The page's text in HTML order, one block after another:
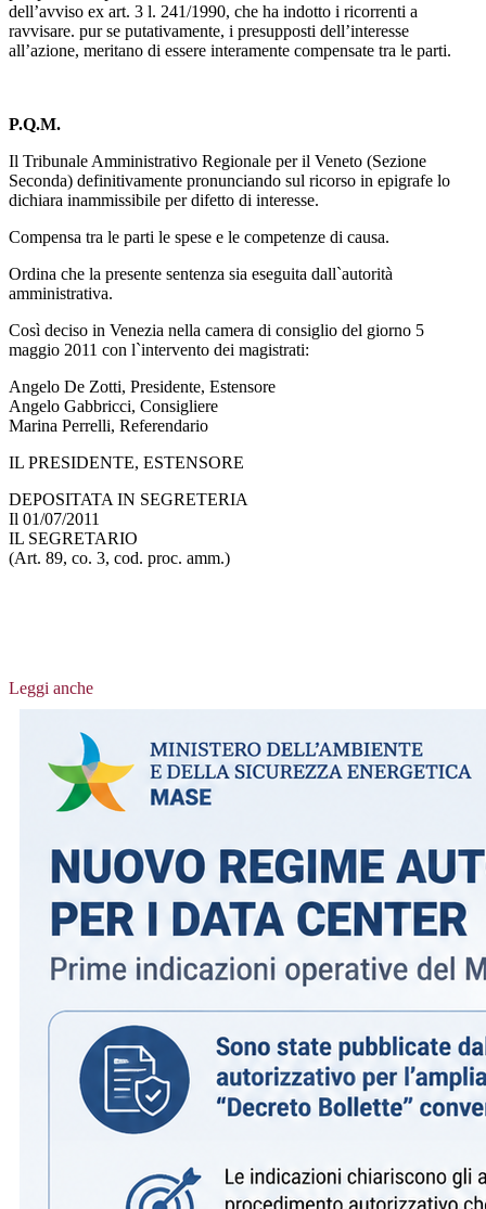
dell’avviso ex art. 3 l. 241/1990, che ha indotto i ricorrenti a
ravvisare. pur se putativamente, i presupposti dell’interesse
all’azione, meritano di essere interamente compensate tra le parti.
P.Q.M.
Il Tribunale Amministrativo Regionale per il Veneto (Sezione
Seconda) definitivamente pronunciando sul ricorso in epigrafe lo
dichiara inammissibile per difetto di interesse.
Compensa tra le parti le spese e le competenze di causa.
Ordina che la presente sentenza sia eseguita dall`autorità
amministrativa.
Così deciso in Venezia nella camera di consiglio del giorno 5
maggio 2011 con l`intervento dei magistrati:
Angelo De Zotti, Presidente, Estensore
Angelo Gabbricci, Consigliere
Marina Perrelli, Referendario
IL PRESIDENTE, ESTENSORE
DEPOSITATA IN SEGRETERIA
Il 01/07/2011
IL SEGRETARIO
(Art. 89, co. 3, cod. proc. amm.)
Leggi anche